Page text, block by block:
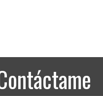
antes de tomar cualquier
contratar a un agente